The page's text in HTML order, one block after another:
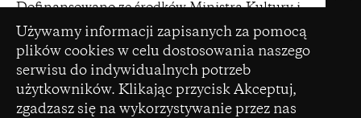
Ustawienia plików cookie
Używamy informacji zapisanych za pomocą
plików cookies w celu dostosowania naszego
serwisu do indywidualnych potrzeb
użytkowników. Klikając przycisk Akceptuj,
zgadzasz się na wykorzystywanie przez nas
a
new
window)
Dofinansowano ze środków Ministra Kultury i
Dziedzictwa Narodowego pochodzących z Funduszu
Promocji Kultury – państwowego funduszu celowego